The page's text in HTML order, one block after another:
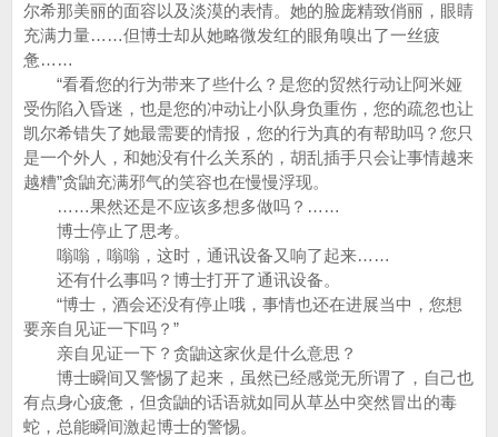
尔希那美丽的面容以及淡漠的表情。她的脸庞精致俏丽，眼睛
充满力量……但博士却从她略微发红的眼角嗅出了一丝疲
惫……
“看看您的行为带来了些什么？是您的贸然行动让阿米娅
受伤陷入昏迷，也是您的冲动让小队身负重伤，您的疏忽也让
凯尔希错失了她最需要的情报，您的行为真的有帮助吗？您只
是一个外人，和她没有什么关系的，胡乱插手只会让事情越来
越糟”贪鼬充满邪气的笑容也在慢慢浮现。
……果然还是不应该多想多做吗？……
博士停止了思考。
嗡嗡，嗡嗡，这时，通讯设备又响了起来……
还有什么事吗？博士打开了通讯设备。
“博士，酒会还没有停止哦，事情也还在进展当中，您想
要亲自见证一下吗？”
亲自见证一下？贪鼬这家伙是什么意思？
博士瞬间又警惕了起来，虽然已经感觉无所谓了，自己也
有点身心疲惫，但贪鼬的话语就如同从草丛中突然冒出的毒
蛇，总能瞬间激起博士的警惕。